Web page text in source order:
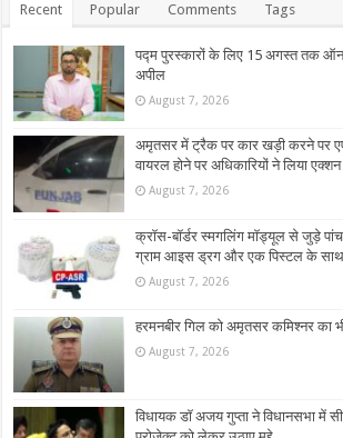
Recent Popular Comments Tags
पद्म पुरस्कारों के लिए 15 अगस्त तक
अपील
August 7, 2026
अमृतसर में ट्रैक पर कार खड़ी करने पर
वायरल होने पर अधिकारियों ने लिया एक्शन
August 7, 2026
क्रॉस-बॉर्डर स्मगलिंग मॉड्यूल से जुड़े
ग्राम आइस ड्रग और एक पिस्टल के
August 7, 2026
हरमनबीर गिल को अमृतसर कमिश्नर का
August 7, 2026
विधायक डॉ अजय गुप्ता ने विधानसभा में